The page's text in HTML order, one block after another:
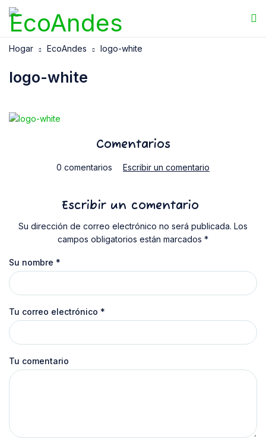
logo-white
Hogar EcoAndes logo-white
Comentarios
0 comentarios Escribir un comentario
Escribir un comentario
Su dirección de correo electrónico no será publicada. Los
campos obligatorios están marcados *
Su nombre *
Tu correo electrónico *
Tu comentario